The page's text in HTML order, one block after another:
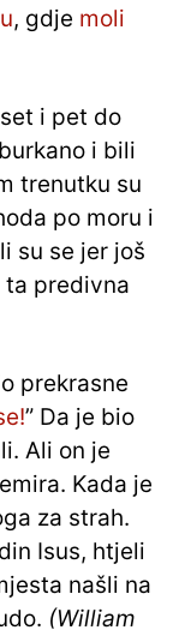
, gdje moli
i pet do
i bili
trenutku su
po moru i
su se jer još
predivna
prekrasne
” Da je bio
Ali on je
Kada je
za strah.
Isus, htjeli
našli na
(William